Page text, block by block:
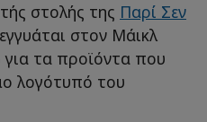
στολής της Παρί Σεν
στον Μάικλ
τα προϊόντα που
λογότυπό του